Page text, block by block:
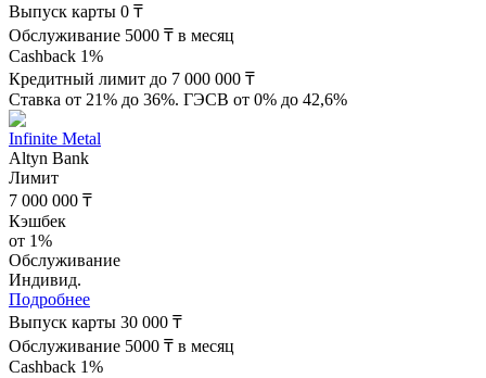
Выпуск карты 0 ₸
Обслуживание 5000 ₸ в месяц
Cashback 1%
Кредитный лимит до 7 000 000 ₸
Ставка от 21% до 36%. ГЭСВ от 0% до 42,6%
Infinite Metal
Altyn Bank
Лимит
7 000 000 ₸
Кэшбек
от 1%
Обслуживание
Индивид.
Подробнее
Выпуск карты 30 000 ₸
Обслуживание 5000 ₸ в месяц
Cashback 1%